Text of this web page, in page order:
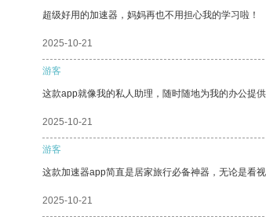
超级好用的加速器，妈妈再也不用担心我的学习啦！
2025-10-21
游客
这款app就像我的私人助理，随时随地为我的办公提供
2025-10-21
游客
这款加速器app简直是居家旅行必备神器，无论是看
2025-10-21